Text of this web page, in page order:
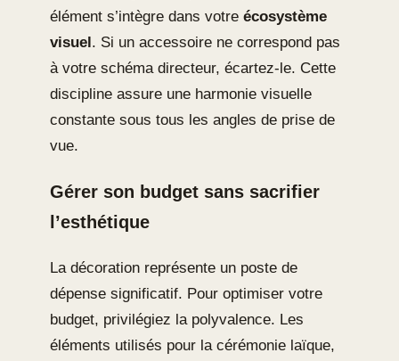
élément s’intègre dans votre écosystème
visuel. Si un accessoire ne correspond pas
à votre schéma directeur, écartez-le. Cette
discipline assure une harmonie visuelle
constante sous tous les angles de prise de
vue.
Gérer son budget sans sacrifier
l’esthétique
La décoration représente un poste de
dépense significatif. Pour optimiser votre
budget, privilégiez la polyvalence. Les
éléments utilisés pour la cérémonie laïque,